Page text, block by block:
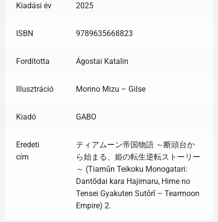
Kiadási év 2025
ISBN 9789635668823
Fordította Ágostai Katalin
Illusztráció Morino Mizu – Gilse
Kiadó GABO
Eredeti
cím
ティアムーン帝国物語 ～断頭台か
ら始まる、姫の転生逆転ストーリー
～ (Tiamūn Teikoku Monogatari:
Dantōdai kara Hajimaru, Hime no
Tensei Gyakuten Sutōrī – Tearmoon
Empire) 2.